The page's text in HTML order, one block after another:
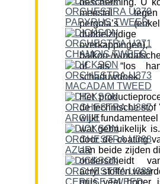
meestal
pergola’s
dubbelzijdige
overkappingen),
balkon-/
of als “los
schaduwdoek.
Het
de technische stof
wijkt fundamenteel
wat gebruikelijk
door de coating
aan beide zijden
onderscheidt
acryl stoffen
prijs veel hoger